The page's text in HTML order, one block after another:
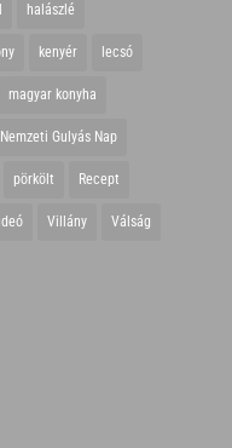
halászlé
kenyér lecsó
magyar konyha
Nemzeti Gulyás Nap
pörkölt Recept
Villány Válság